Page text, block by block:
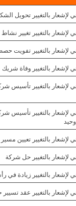
لإشعار بالتغيير تحويل
لإشعار بالتغيير تغيير
لإشعار بالتغيير تفويت
لإشعار بالتغيير وفاة شريك
لإشعار بالتغيير تأسيس
لإشعار بالتغيير تأسيس
لإشعار بالتغيير تعيين
لإشعار بالتغيير حل شركة
لإشعار بالتغيير زيادة
لإشعار بالتغيير عقد